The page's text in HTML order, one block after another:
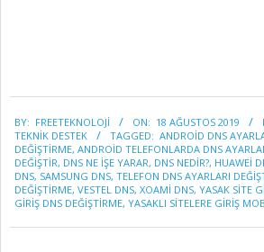
08-
18
BY: FREETEKNOLOJI ON: 18 AĞUSTOS 2019
TEKNİK DESTEK
TAGGED: ANDROID DNS
DEĞİŞTİRME, ANDROİD TELEFONLARDA DNS
DEĞIŞTIR, DNS NE İŞE YARAR, DNS NEDİR?, HUAWEİ
DNS, SAMSUNG DNS, TELEFON DNS AYARLARI
DEĞIŞTIRME, VESTEL DNS, XOAMİ DNS, YASAK SITE
GIRIŞ DNS DEĞIŞTIRME, YASAKLI SITELERE GIRIŞ